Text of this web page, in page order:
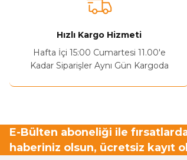
Ürün açıklamasında eksik bilgiler
Ürün fiyatı diğer sitelerden daha pahalı.
Bu ürüne benzer farklı alternatifler olmalı.
Hızlı Kargo Hizmeti
Hafta İçi 15:00 Cumartesi 11.00'e
Kadar Siparişler Aynı Gün Kargoda
E-Bülten aboneliği ile
haberiniz olsun, ücretsiz kayıt